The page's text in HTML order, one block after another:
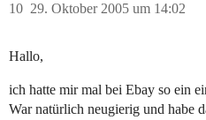
29. Oktober 2005 um 14:02
10
Hallo,
ich hatte mir mal bei Ebay so ein
War natürlich neugierig und habe